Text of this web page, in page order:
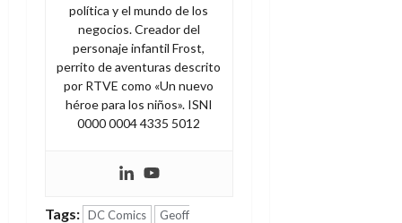
política y el mundo de los
negocios. Creador del
personaje infantil Frost,
perrito de aventuras descrito
por RTVE como «Un nuevo
héroe para los niños». ISNI
0000 0004 4335 5012
Tags: DC Comics
Geoff